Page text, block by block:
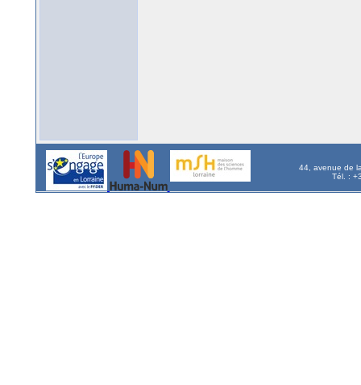
44, avenue de
Tél. :